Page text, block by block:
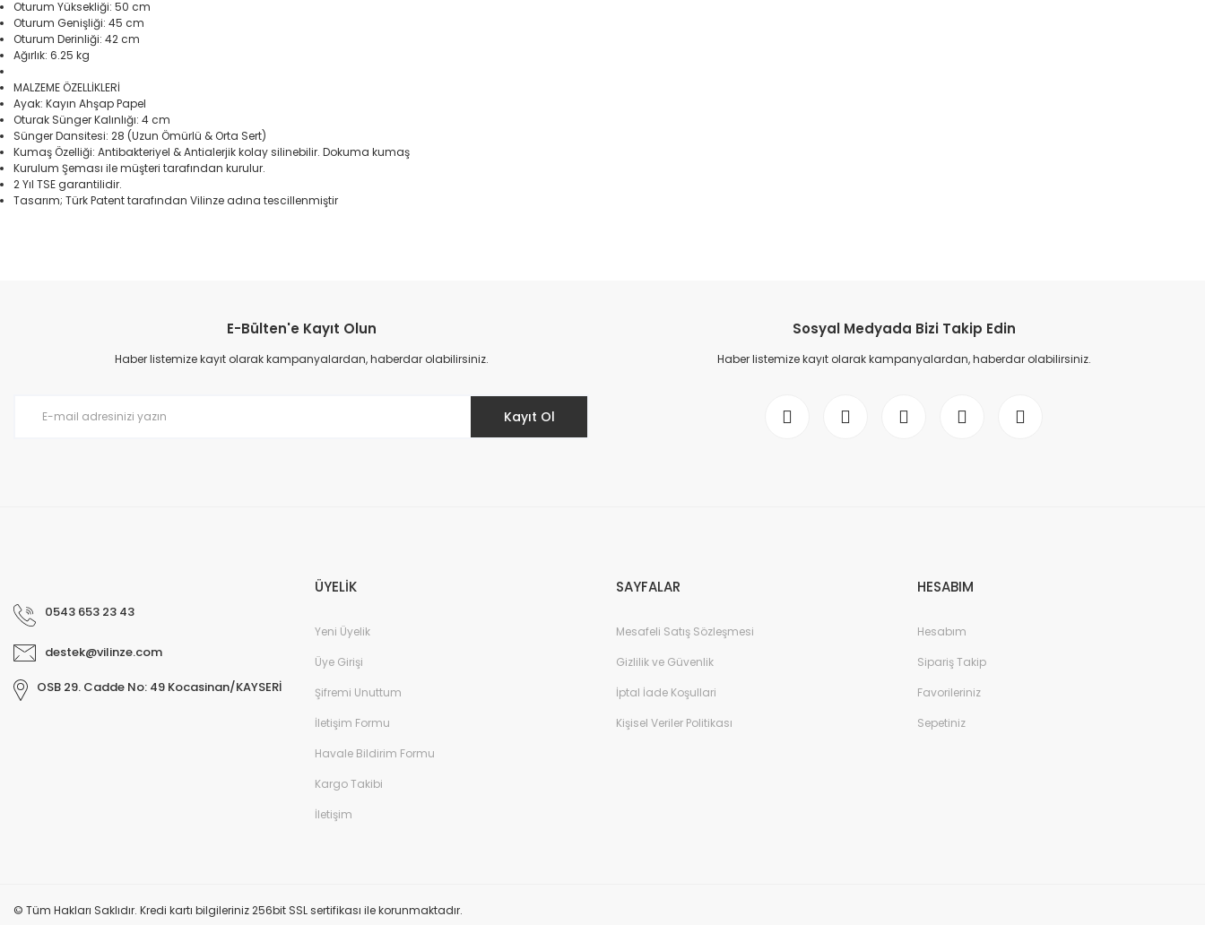
Oturum Yüksekliği: 50 cm
Oturum Genişliği: 45 cm
Oturum Derinliği: 42 cm
Ağırlık: 6.25 kg
MALZEME ÖZELLİKLERİ
Ayak: Kayın Ahşap Papel
Oturak Sünger Kalınlığı: 4 cm
Sünger Dansitesi: 28 (Uzun Ömürlü & Orta Sert)
Kumaş Özelliği: Antibakteriyel & Antialerjik kolay silinebilir. Dokuma kumaş
Kurulum Şeması ile müşteri tarafından kurulur.
2 Yıl TSE garantilidir.
Tasarım; Türk Patent tarafından Vilinze adına tescillenmiştir
Ürün resmi kalitesiz, bozuk veya görüntülenemiyor.
Ürün açıklamasında eksik bilgiler bulunuyor.
E-Bülten'e Kayıt Olun
Haber listemize kayıt olarak kampanyalardan, haberdar olabilirsiniz.
Kayıt Ol
Sosyal Medyada Bizi Takip Edin
Haber listemize kayıt olarak kampanyalardan, haberdar olabilirsiniz.
0543 653 23 43
destek@vilinze.com
OSB 29. Cadde No: 49 Kocasinan/KAYSERİ
ÜYELİK
Yeni Üyelik
Üye Girişi
Şifremi Unuttum
İletişim Formu
Havale Bildirim Formu
Kargo Takibi
İletişim
SAYFALAR
Mesafeli Satış Sözleşmesi
Gizlilik ve Güvenlik
İptal İade Koşullari
Kişisel Veriler Politikası
HESABIM
Hesabım
Sipariş Takip
Favorileriniz
Sepetiniz
© Tüm Hakları Saklıdır. Kredi kartı bilgileriniz 256bit SSL sertifikası ile korunmaktadır.